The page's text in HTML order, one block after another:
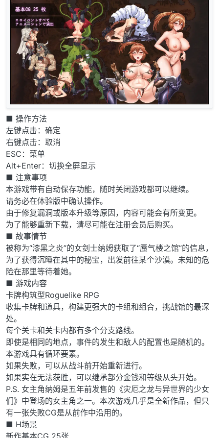
■ 操作方法
左键点击：确定
右键点击：取消
ESC：菜单
Alt+Enter：切换全屏显示
■ 注意事项
本游戏带有自动保存功能，随时关闭游戏都可以继续。
请务必在体验版中确认操作。
由于修复漏洞或版本升级等原因，内容可能会有所变更。
为了能够重新下载，请尽可能在注册会员后购买。
■ 故事情节
被称为“漆黑之炎”的女剑士纳姆获取了“蜃气楼之馆”的信息，
为了获得沉睡在其中的秘宝，出发前往某个沙漠。未知的危
险在那里等待着她。
■ 游戏内容
卡牌构筑型Roguelike RPG
收集卡牌和道具，构建更强大的卡组和组合，挑战馆的最深
处。
每个关卡和关卡内都有多个分支路线。
即使是相同的地点，事件的发生和敌人的配置也是随机的。
本游戏具有循环要素。
如果失败，可以从战斗前开始重新进行。
如果实在无法获胜，可以继承部分金钱和等级从头开始。
P.S. 女主角纳姆是五年前发售的《灾厄之龙与异世界的少女
们》中登场的女主角之一。本次游戏几乎是全新作品，但只
有一张失败CG是从前作中沿用的。
■ H场景
新作基本CG 25张